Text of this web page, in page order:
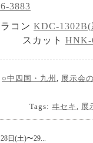
3883
コン KDC-1302B(
スカット HNK-
○中四国・九州 展示会
Tags: ヰセキ 展
日(土)〜29...